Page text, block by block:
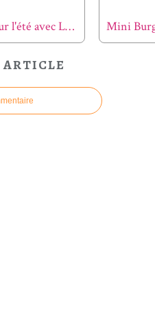
Des cheveux réparés pour l'été avec Luxéol